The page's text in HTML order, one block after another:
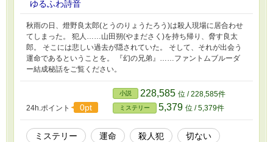
ゆるふわ詩音
秋雨の日、燈野良太郎(とうのりょうたろう)は殺人現場に居合わせ
てしまった。 犯人……山田朔(やまださく)を持ち帰り、脅す良太
郎。 そこには悲しい過去が隠されていた。 そして、それが出会う
運命であるということを。 『幻の兄弟』……ファントムブルーダ
ー結成秘話をご覧ください。
24h.ポイント 0pt
小説 228,585 位 / 228,585件
ミステリー 5,379 位 / 5,379件
ミステリー 運命 殺人犯
切ない